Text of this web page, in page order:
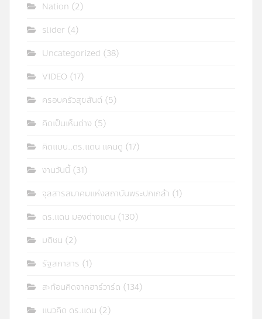
Nation (2)
slider (4)
Uncategorized (38)
VIDEO (17)
ครอบครัวสุขสันต์ (5)
คิดเป็นเห็นต่าง (5)
คิดแบบ..ดร.แดน แคนดู (17)
งานวันนี้ (31)
จุลสารสมาคมแห่งสถาบันพระปกเกล้า (1)
ดร.แดน มองต่างแดน (130)
มติชน (2)
รัฐสภาสาร (1)
สะท้อนคิดจากฮาร์วาร์ด (134)
แนวคิด ดร.แดน (2)